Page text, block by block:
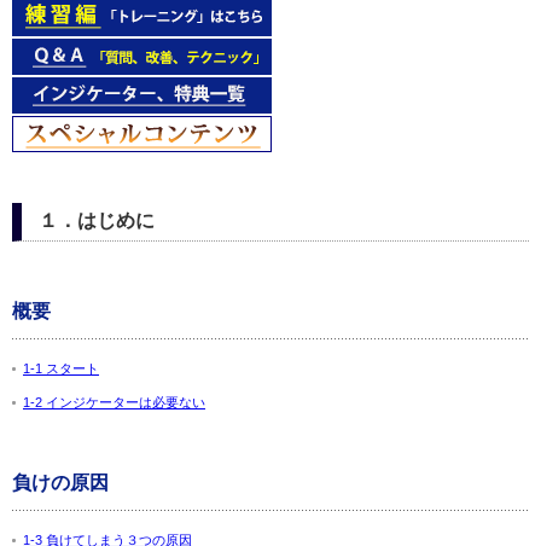
１．はじめに
概要
1-1 スタート
1-2 インジケーターは必要ない
負けの原因
1-3 負けてしまう３つの原因